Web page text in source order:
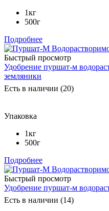
1кг
500г
Подробнее
Быстрый просмотр
Удобрение пуршат-м
земляники
Есть в наличии (20)
Упаковка
1кг
500г
Подробнее
Быстрый просмотр
Удобрение пуршат-м
Есть в наличии (14)